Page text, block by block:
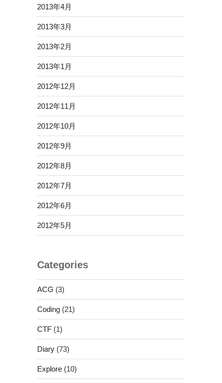
2013年4月
2013年3月
2013年2月
2013年1月
2012年12月
2012年11月
2012年10月
2012年9月
2012年8月
2012年7月
2012年6月
2012年5月
Categories
ACG (3)
Coding(21)
CTF(1)
Diary(73)
Explore(10)